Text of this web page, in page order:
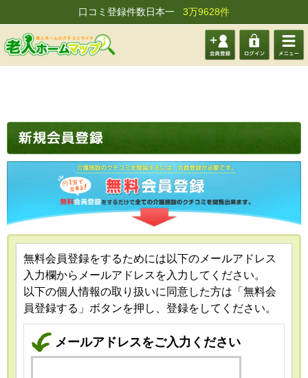
口コミ登録件数日本一 3万9628件
会員登 ログイ メニュ
無料会員登録をするためには以下のメールアドレス
入力欄からメールアドレスを入力してください。
以下の個人情報の取り扱いに同意した方は「無料会
員登録する」ボタンを押し、登録をしてください。
メールアドレスをご入力ください